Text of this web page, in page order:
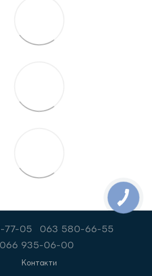
77-05
063 580-66-55
066 935-06-00
Контакти